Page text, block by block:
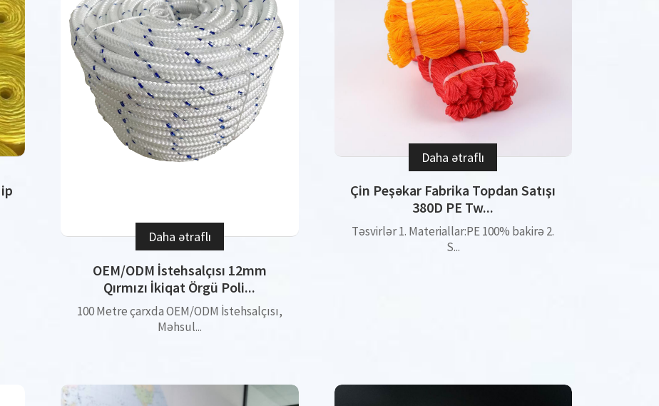
OEM/ODM İstehsalçısı 12mm
Qırmızı İkiqat Örgü Poli...
100 Metre çarxda OEM/ODM İstehsalçısı,
Məhsul...
Daha ətraflı
Çin Peşəkar Fabrika Topdan Satışı
380D PE Tw...
Təsvirlər 1. Materiallar:PE 100% bakirə 2.
S...
Daha ətraflı